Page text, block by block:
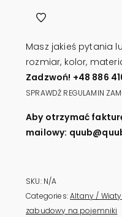
QUUB
quantity
Masz jakieś pytania
rozmiar, kolor,
Zadzwoń! +48 886
SPRAWDŹ REGULAMIN
Aby otrzymać
mailowy:
SKU: N/A
Categories:Altany /
zabudowy na pojemniki